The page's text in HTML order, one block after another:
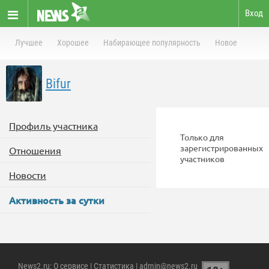
Вход
Лучшее Хорошее Набирающее популярность Новое
Bifur
Профиль участника
Отношения
Новости
Активность за сутки
Только для
зарегистрированных
участников
News2.ru: О сервисе | Статистика | admin@news2.ru